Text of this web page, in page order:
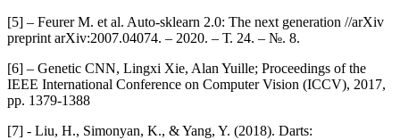
[5] – Feurer M. et al. Auto-sklearn 2.0: The next generation //arXiv
preprint arXiv:2007.04074. – 2020. – Т. 24. – №. 8.
[6] – Genetic CNN, Lingxi Xie, Alan Yuille; Proceedings of the
IEEE International Conference on Computer Vision (ICCV), 2017,
pp. 1379-1388
[7] - Liu, H., Simonyan, K., & Yang, Y. (2018). Darts: